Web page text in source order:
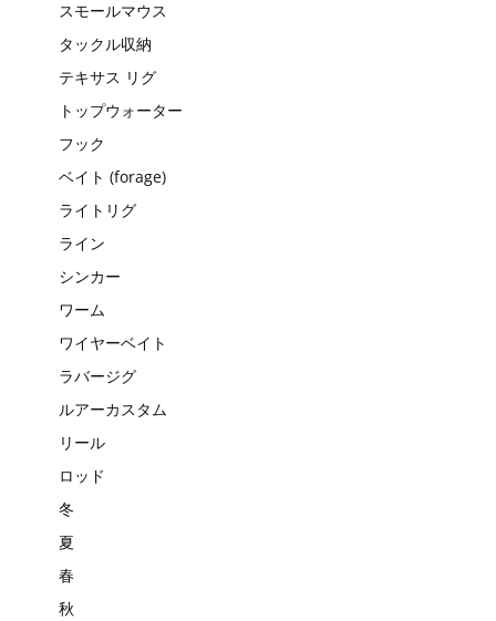
スモールマウス
タックル収納
テキサス リグ
トップウォーター
フック
ベイト (forage)
ライトリグ
ライン
シンカー
ワーム
ワイヤーベイト
ラバージグ
ルアーカスタム
リール
ロッド
冬
夏
春
秋